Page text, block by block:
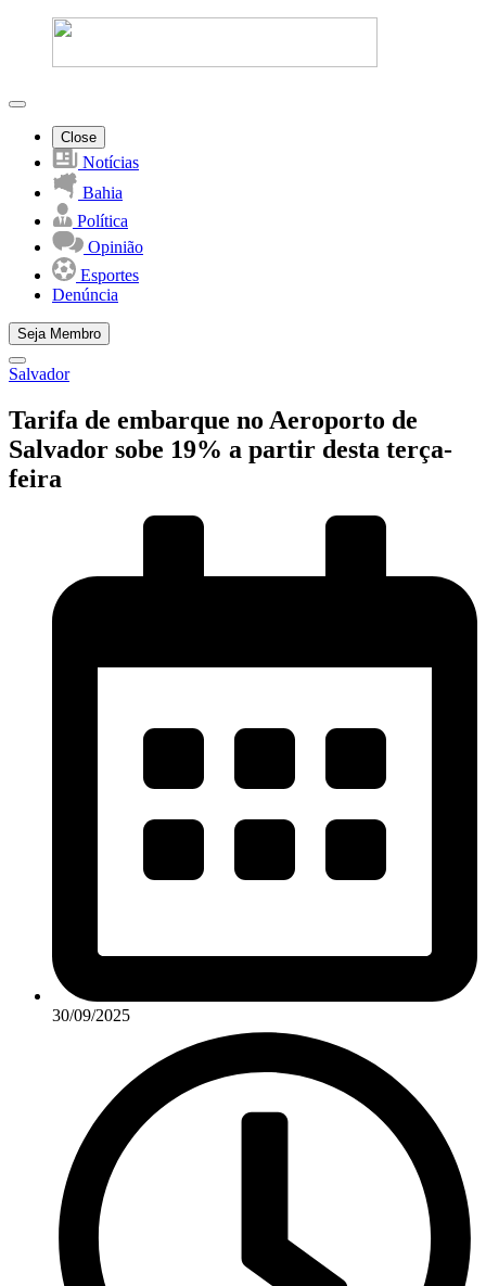
Close
Notícias
Bahia
Política
Opinião
Esportes
Denúncia
Seja Membro
Salvador
Tarifa de embarque no Aeroporto de
Salvador sobe 19% a partir desta terça-
feira
30/09/2025